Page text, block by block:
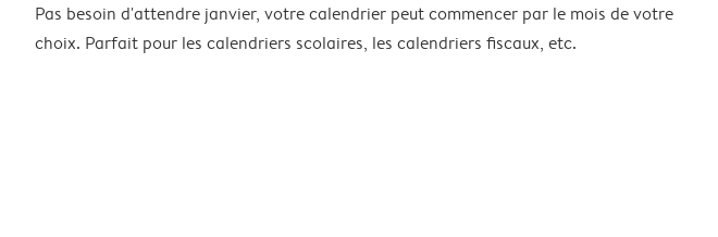
Pas besoin d'attendre janvier, votre calendrier peut commencer par le mois de votre
choix. Parfait pour les calendriers scolaires, les calendriers fiscaux, etc.